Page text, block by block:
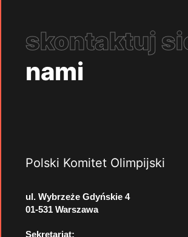
skontaktuj
nami
Polski Komitet Olimpijski
ul. Wybrzeże Gdyńskie 4
01-531 Warszawa
Sekretariat: